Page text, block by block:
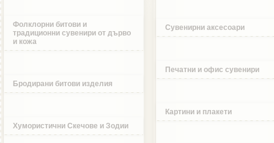
Фолклорни битови и
традиционни сувенири от дърво
и кожа
Бродирани битови изделия
Хумористични Скечове и Зодии
Сувенирни аксесоари
Печатни и офис сувенири
Картини и плакети